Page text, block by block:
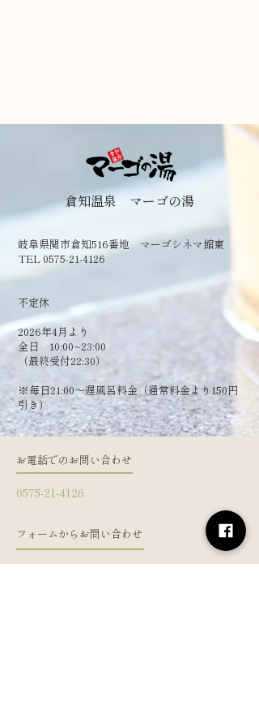
倉知温泉 マーゴの湯
岐阜県関市倉知516番地 マーゴシネマ館東
TEL 0575-21-4126
​不定休
2026年4月より
全日 10:00~23:00
（最終受付22:30）
​※毎日21:00～遅風呂料金（通常料金より150円
引き）
お電話でのお問い合わせ
0575-21-4126
フォームからお問い合わせ